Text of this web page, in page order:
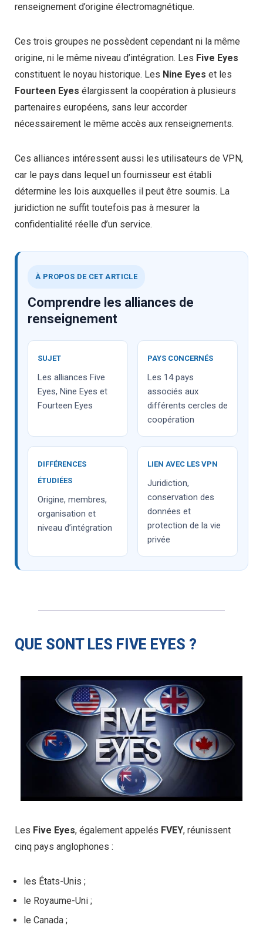
renseignement d’origine électromagnétique.
Ces trois groupes ne possèdent cependant ni la même
origine, ni le même niveau d’intégration. Les Five Eyes
constituent le noyau historique. Les Nine Eyes et les
Fourteen Eyes élargissent la coopération à plusieurs
partenaires européens, sans leur accorder
nécessairement le même accès aux renseignements.
Ces alliances intéressent aussi les utilisateurs de VPN,
car le pays dans lequel un fournisseur est établi
détermine les lois auxquelles il peut être soumis. La
juridiction ne suffit toutefois pas à mesurer la
confidentialité réelle d’un service.
À PROPOS DE CET ARTICLE
Comprendre les alliances de
renseignement
SUJET
Les alliances Five
Eyes, Nine Eyes et
Fourteen Eyes
PAYS CONCERNÉS
Les 14 pays
associés aux
différents cercles de
coopération
DIFFÉRENCES
ÉTUDIÉES
Origine, membres,
organisation et
niveau d’intégration
LIEN AVEC LES VPN
Juridiction,
conservation des
données et
protection de la vie
privée
QUE SONT LES FIVE EYES ?
Les Five Eyes, également appelés FVEY, réunissent
cinq pays anglophones :
les États-Unis ;
le Royaume-Uni ;
le Canada ;